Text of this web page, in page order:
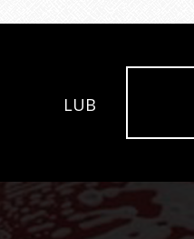
LUB